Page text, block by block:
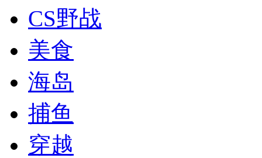
CS野战
美食
海岛
捕鱼
穿越